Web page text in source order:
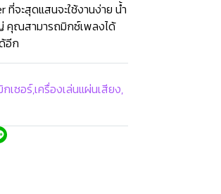
ที่จะสุดแสนจะใช้งานง่าย น้ำ
คุณสามารถมิกซ์เพลงได้
อีก
กเซอร์,เครื่องเล่นแผ่นเสียง,